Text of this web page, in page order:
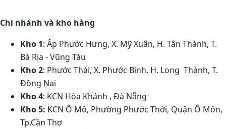
Chi nhánh và kho hàng
Kho 1: Ấp Phước Hưng, X. Mỹ Xuân, H. Tân Thành, T.
Bà Rịa - Vũng Tàu
Kho 2: Phước Thái, X. Phước Bình, H. Long Thành, T.
Đồng Nai
Kho 4: KCN Hòa Khánh , Đà Nẵng
Kho 5: KCN Ô Mô, Phường Phước Thới, Quận Ô Môn,
Tp.Cần Thơ